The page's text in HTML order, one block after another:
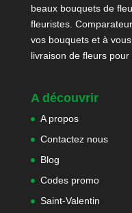
beaux bouquets de
fleuristes.
vos bouquets et à
livraison de fleurs
A découvrir
A propos
Contactez nous
Blog
Codes promo
Saint-Valentin